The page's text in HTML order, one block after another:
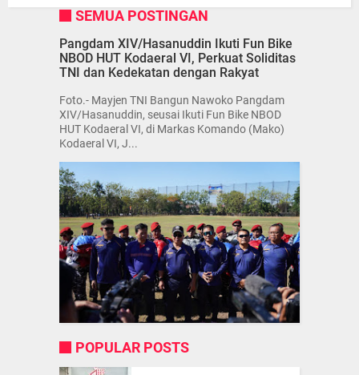
SEMUA POSTINGAN
Pangdam XIV/Hasanuddin Ikuti Fun Bike
NBOD HUT Kodaeral VI, Perkuat Soliditas
TNI dan Kedekatan dengan Rakyat
Foto.- Mayjen TNI Bangun Nawoko Pangdam
XIV/Hasanuddin, seusai Ikuti Fun Bike NBOD
HUT Kodaeral VI, di Markas Komando (Mako)
Kodaeral VI, J...
POPULAR POSTS